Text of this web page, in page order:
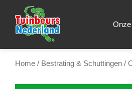
Home / Bestrating & Schuttingen /